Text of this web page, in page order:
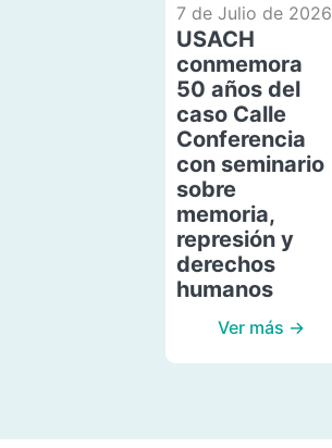
7 de Julio de 2026
USACH
conmemora
50 años del
caso Calle
Conferencia
con seminario
sobre
memoria,
represión y
derechos
humanos
Ver más →